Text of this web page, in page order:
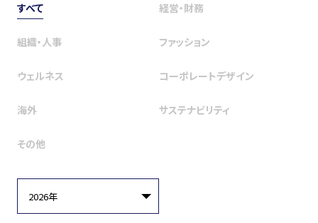
すべて 経営・財務
組織・人事 ファッション
ウェルネス コーポレートデザイン
海外 サステナビリティ
その他
2026年